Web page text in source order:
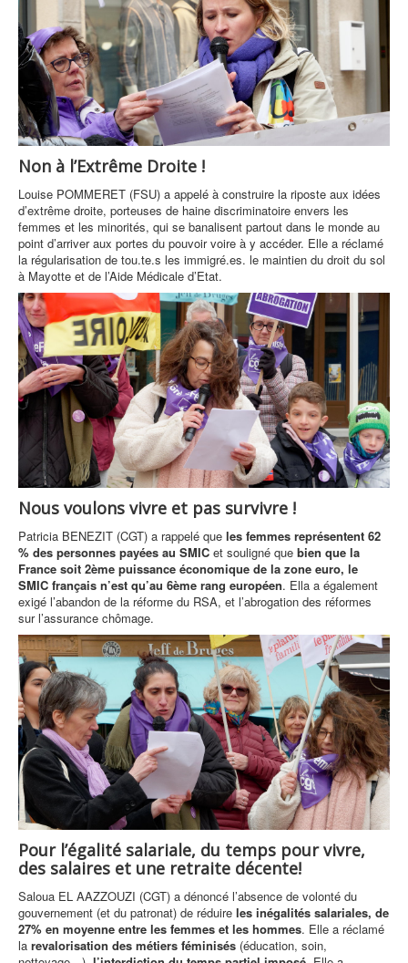
Non à l’Extrême Droite !
Louise POMMERET (FSU) a appelé à construire la riposte aux idées
d’extrême droite, porteuses de haine discriminatoire envers les
femmes et les minorités, qui se banalisent partout dans le monde au
point d’arriver aux portes du pouvoir voire à y accéder. Elle a réclamé
la régularisation de tou.te.s les immigré.es. le maintien du droit du sol
à Mayotte et de l’Aide Médicale d’Etat.
Nous voulons vivre et pas survivre !
Patricia BENEZIT (CGT) a rappelé que les femmes représentent 62
% des personnes payées au SMIC et souligné que bien que la
France soit 2ème puissance économique de la zone euro, le
SMIC français n’est qu’au 6ème rang européen. Ella a également
exigé l’abandon de la réforme du RSA, et l’abrogation des réformes
sur l’assurance chômage.
Pour l’égalité salariale, du temps pour vivre,
des salaires et une retraite décente!
Saloua EL AAZZOUZI (CGT) a dénoncé l’absence de volonté du
gouvernement (et du patronat) de réduire les inégalités salariales, de
27% en moyenne entre les femmes et les hommes. Elle a réclamé
la revalorisation des métiers féminisés (éducation, soin,